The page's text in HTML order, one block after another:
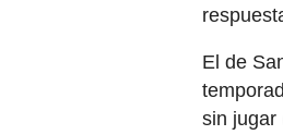
El de
sin jugar